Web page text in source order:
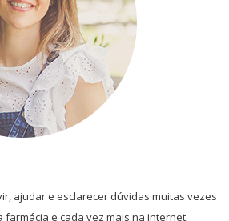
ajudar e esclarecer dúvidas muitas vezes
e cada vez mais na internet.